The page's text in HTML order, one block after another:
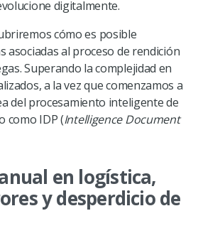
digitalmente.
cómo es posible
asociadas al proceso de rendición
Superando la complejidad en
a la vez que comenzamos a
del procesamiento inteligente de
como IDP (Intelligence Document
en logística,
y desperdicio de